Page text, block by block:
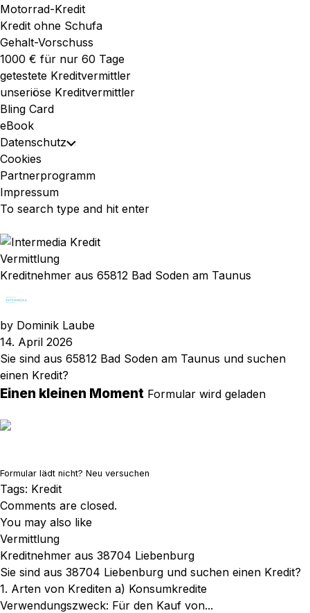
Motorrad-Kredit
Kredit ohne Schufa
Gehalt-Vorschuss
1000 € für nur 60 Tage
getestete Kreditvermittler
unseriöse Kreditvermittler
Bling Card
eBook
Datenschutz Toggle
Menu
Cookies
Partnerprogramm
Impressum
Vermittlung
Kreditnehmer aus 65812 Bad Soden am Taunus
by Dominik Laube
14. April 2026
Sie sind aus 65812 Bad Soden am Taunus und suchen
einen Kredit?
Einen kleinen Moment Formular wird geladen
Formular lädt nicht? Neu versuchen
Tags: Kredit
Comments are closed.
You may also like
Vermittlung
Kreditnehmer aus 38704 Liebenburg
Sie sind aus 38704 Liebenburg und suchen einen Kredit?
1. Arten von Krediten a) Konsumkredite
Verwendungszweck: Für den Kauf von...